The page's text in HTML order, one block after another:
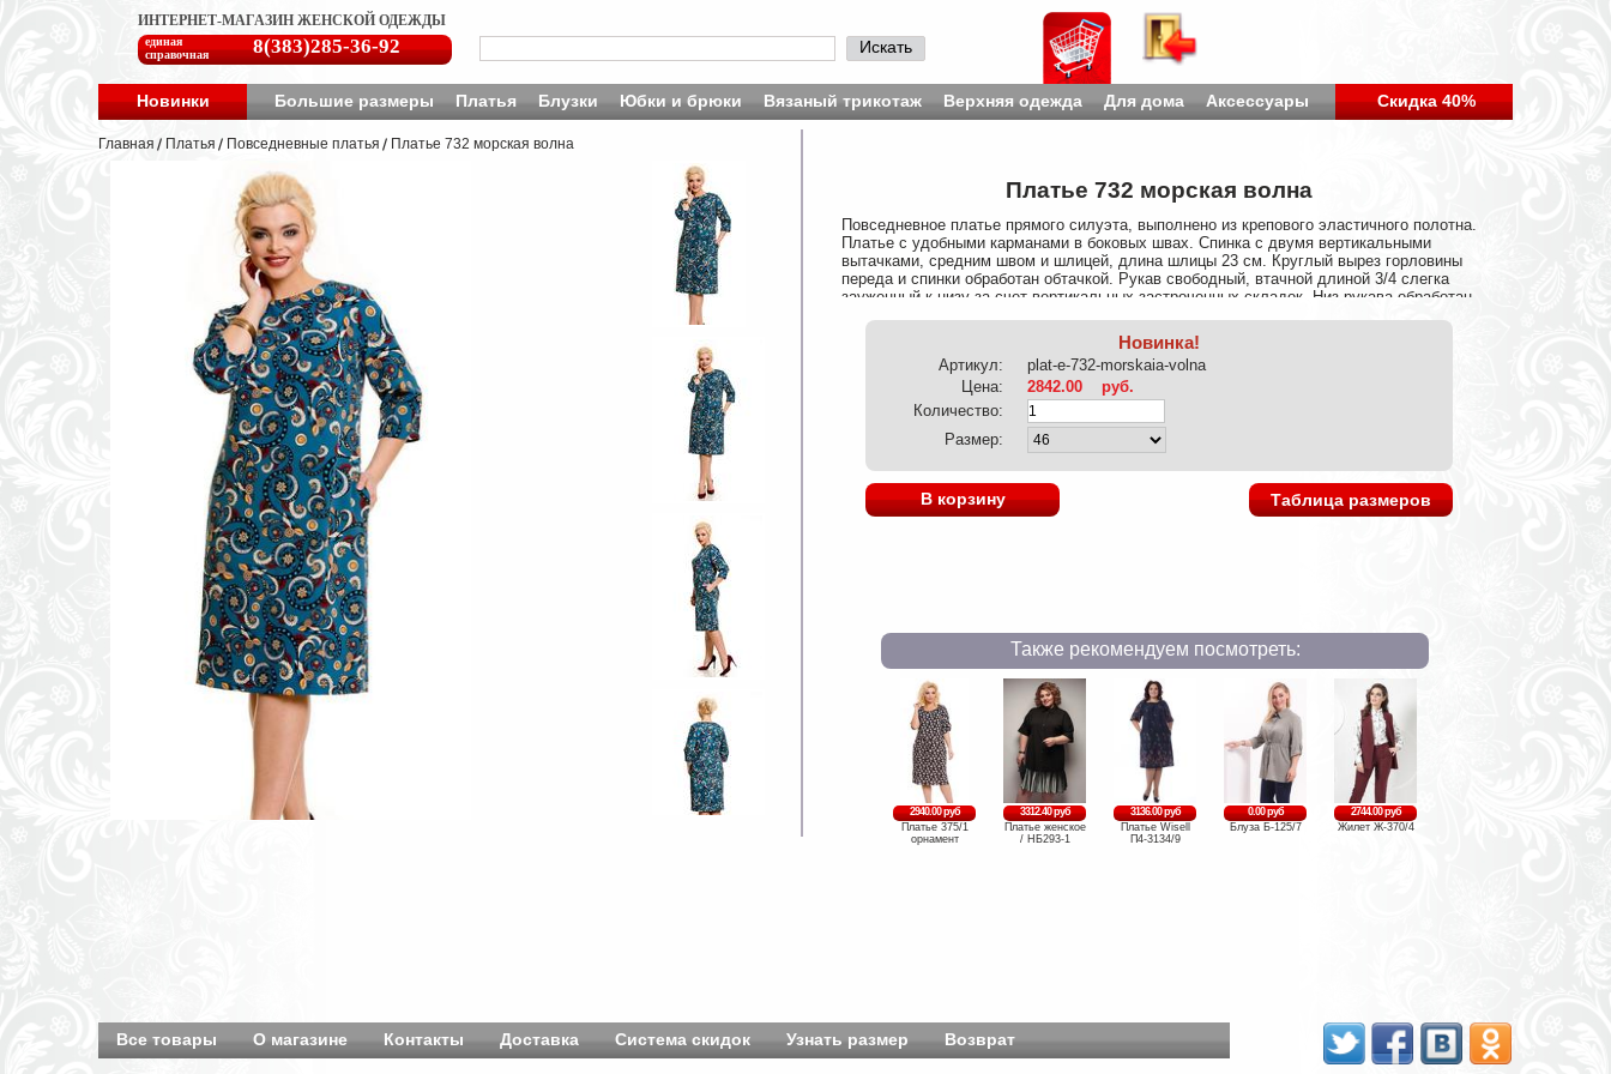
ИНТЕРНЕТ-МАГАЗИН ЖЕНСКОЙ ОДЕЖДЫ
единая
справочная
8(383)285-36-92 Искать
Новинки Большие размеры Платья Блузки Юбки и брюки Вязаный трикотаж Верхняя одежда Для дома Аксессуары Скидка 40%
Главная Платья Повседневные платья Платье 732 морская волна
Платье 732 морская волна
Повседневное платье прямого силуэта, выполнено из крепового эластичного полотна.
Платье с удобными карманами в боковых швах. Спинка с двумя вертикальными
вытачками, средним швом и шлицей, длина шлицы 23 см. Круглый вырез горловины
переда и спинки обработан обтачкой. Рукав свободный, втачной длиной 3/4 слегка
зауженный к низу за счет вертикальных застроченных складок. Низ рукава обработан
рукава по низу в 46 р-ре – 30 см., в 56 р-ре – 37 см. Платье без подклада и застежек.
Длина изделия в 46 р-ре – 105 см., в 56 р-ре – 107 см. Состав ткани: Полиэстер 60%/
Вискоза 37%/Эластан 3%
Новинка!
Артикул:
plat-e-732-morskaia-volna
Цена:
2842.00
руб.
Количество:
Размер:
В корзину Таблица размеров
Также рекомендуем посмотреть:
2940.00 руб
Платье 375/1
орнамент
3312.40 руб
Платье женское
/ НБ293-1
3136.00 руб
Платье Wisell
П4-3134/9
0.00 руб
Блуза Б-125/7
2744.00 руб
Жилет Ж-370/4
Все товары О магазине Контакты Доставка Система скидок Узнать размер Возврат